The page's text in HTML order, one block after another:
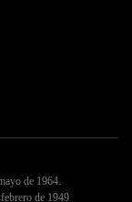
de 1964.
de 1949